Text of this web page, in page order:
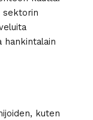
sektorin
hankintalain
kuten